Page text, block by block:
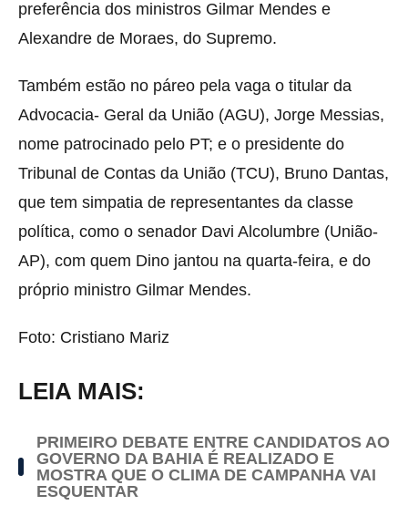
preferência dos ministros Gilmar Mendes e
Alexandre de Moraes, do Supremo.
Também estão no páreo pela vaga o titular da
Advocacia- Geral da União (AGU), Jorge Messias,
nome patrocinado pelo PT; e o presidente do
Tribunal de Contas da União (TCU), Bruno Dantas,
que tem simpatia de representantes da classe
política, como o senador Davi Alcolumbre (União-
AP), com quem Dino jantou na quarta-feira, e do
próprio ministro Gilmar Mendes.
Foto: Cristiano Mariz
LEIA MAIS:
PRIMEIRO DEBATE ENTRE CANDIDATOS AO
GOVERNO DA BAHIA É REALIZADO E
MOSTRA QUE O CLIMA DE CAMPANHA VAI
ESQUENTAR